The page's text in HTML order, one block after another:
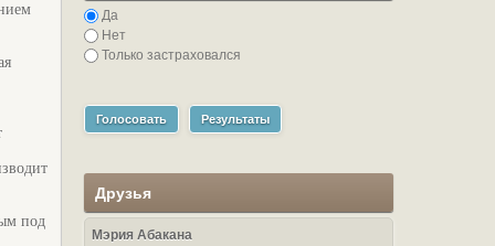
под
Да
Нет
Только застраховался
Голосовать Результаты
Друзья
Мэрия Абакана